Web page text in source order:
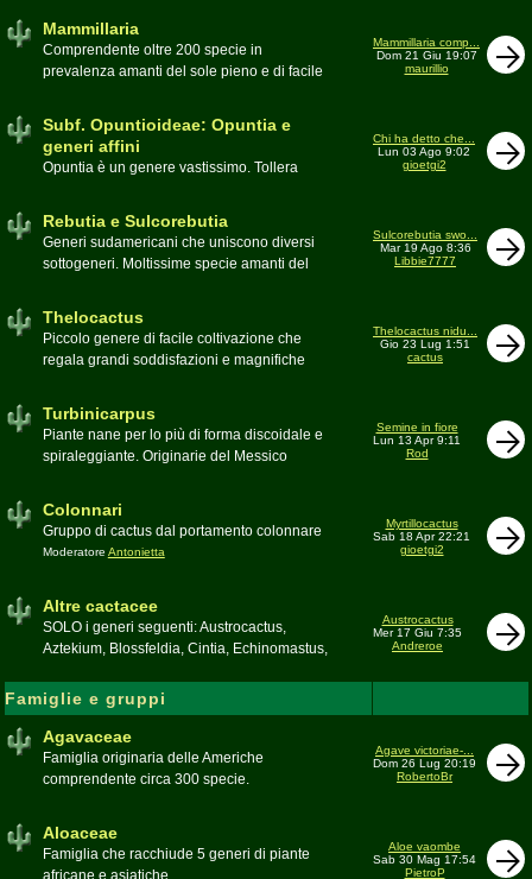
Mammillaria
Comprendente oltre 200 specie in
prevalenza amanti del sole pieno e di facile
Mammillaria comp...
Dom 21 Giu 19:07
maurillio
Subf. Opuntioideae: Opuntia e
generi affini
Opuntia è un genere vastissimo. Tollera
Canada. Caratteristiche le temute spine
carnosi spesso commestibili
Chi ha detto che...
Lun 03 Ago 9:02
gioetgi2
Rebutia e Sulcorebutia
Generi sudamericani che uniscono diversi
sottogeneri. Moltissime specie amanti del
Sulcorebutia swo...
Mar 19 Ago 8:36
Libbie7777
Thelocactus
Piccolo genere di facile coltivazione che
regala grandi soddisfazioni e magnifiche
Thelocactus nidu...
Gio 23 Lug 1:51
cactus
Turbinicarpus
Piante nane per lo più di forma discoidale e
spiraleggiante. Originarie del Messico
Semine in fiore
Lun 13 Apr 9:11
Rod
Colonnari
Gruppo di cactus dal portamento colonnare
Moderatore Antonietta
Myrtillocactus
Sab 18 Apr 22:21
gioetgi2
Altre cactacee
SOLO i generi seguenti: Austrocactus,
Aztekium, Blossfeldia, Cintia, Echinomastus,
Geohintonia, Obregonia, Oroya,
Ortegocactus, Pediocactus, Pelecyphora,
Pereskia, Sclerocactus, Strombocactus ,
Toumeya, Uebelmannia, Yavia. Sottotribù:
Hylocereinae (Aporocactus, Epiphyllum,
Austrocactus
Mer 17 Giu 7:35
Andreroe
Famiglie e gruppi
Agavaceae
Famiglia originaria delle Americhe
comprendente circa 300 specie.
generi:Agave, Beschorneria, Furcraea,
Hesperaloë, Littaea, Manfreda, Polianthes,
Agave victoriae-...
Dom 26 Lug 20:19
RobertoBr
Aloaceae
Famiglia che racchiude 5 generi di piante
africane e asiatiche
Aloe vaombe
Sab 30 Mag 17:54
PietroP